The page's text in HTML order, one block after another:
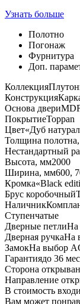
Узнать больше
Полотно
Погонаж
Фурнитура
Доп.
Коллекция
Конструкция
Основа двери
ПокрытиеToppan
Цвет«Дуб
Толщина
Нестандартный
Высота, мм2000
Ширина, мм600,
Кромка«Black
Брус коробочный
Наличник
Ступенчатые
Дверные петлиНа
Дверная ручкаНа
ЗамокНа выбор
Гарантиядо 36
Сторона
Направление
В стоимость
Вам может